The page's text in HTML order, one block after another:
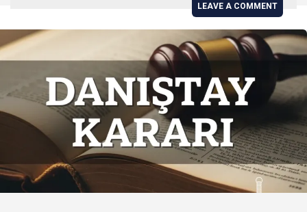
LEAVE A COMMENT